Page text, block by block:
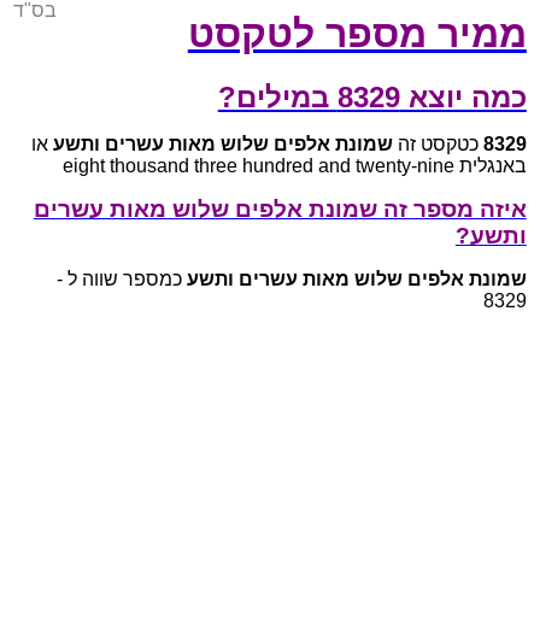
ממיר מספר לטקסט
בס"ד
כמה יוצא 8329 במילים?
8329 כטקסט זהשמונת אלפים שלוש מאות עשרים ותשע או
באנגלית eight thousand three hundred and twenty-nine
איזה מספר זה שמונת אלפים שלוש מאות עשרים
ותשע?
שמונת אלפים שלוש מאות עשרים ותשע כמספר שווה ל -
8329